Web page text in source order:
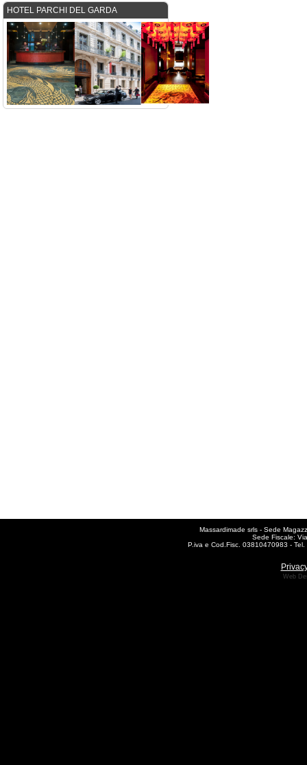
HOTEL PARCHI DEL GARDA
Massardimade srls - Sede
Sede Fiscale:
P.iva e Cod.Fisc. 03810470983 -
Web